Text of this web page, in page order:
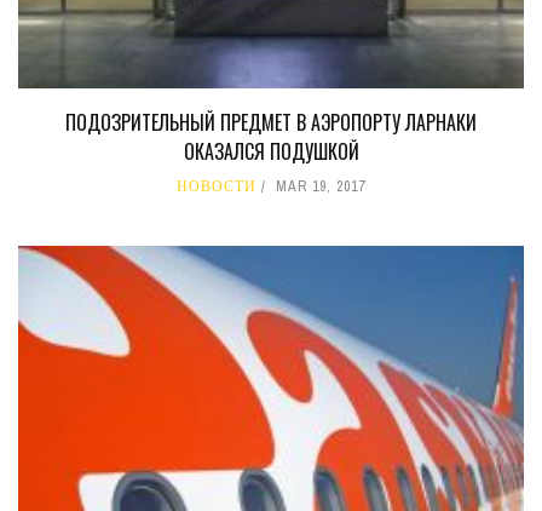
ПОДОЗРИТЕЛЬНЫЙ ПРЕДМЕТ В АЭРОПОРТУ ЛАРНАКИ
ОКАЗАЛСЯ ПОДУШКОЙ
НОВОСТИ MAR 19, 2017